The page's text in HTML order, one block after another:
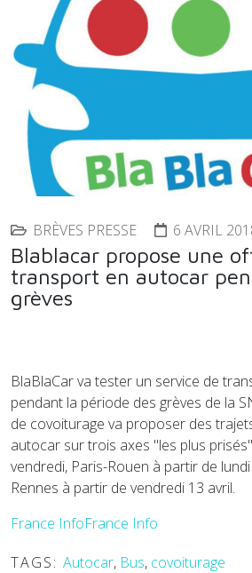
BRÈVES PRESSE 6 AVRIL
Blablacar propose une
transport en autocar
grèves
BlaBlaCar va tester un service de
pendant la période des grèves de la
de covoiturage va proposer des
autocar sur trois axes "les plus
vendredi, Paris-Rouen à partir de
Rennes à partir de vendredi 13 avril.
France InfoFrance Info
TAGS: Autocar, Bus, covoiturage